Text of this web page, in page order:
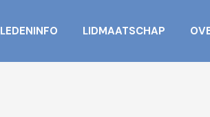
LEDENINFO LIDMAATSCHAP